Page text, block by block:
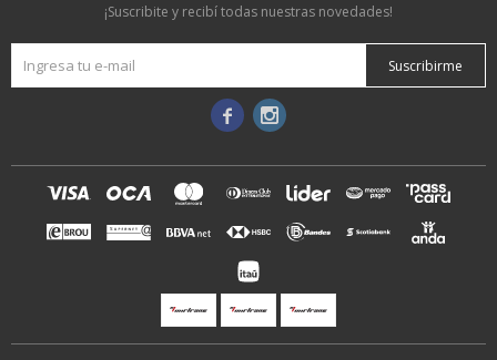
¡Suscribite y recibí todas nuestras novedades!
Suscribirme
 